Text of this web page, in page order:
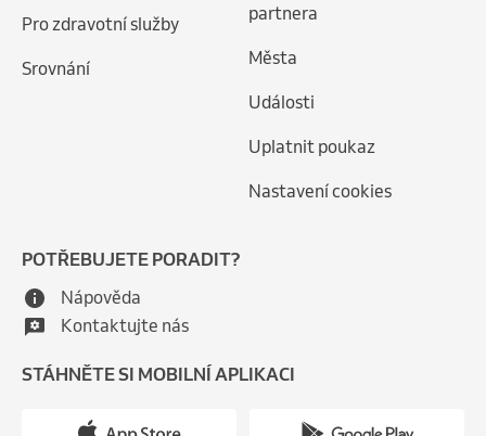
Pro zdravotní služby
Srovnání
partnera
Města
Události
Uplatnit poukaz
Nastavení cookies
POTŘEBUJETE PORADIT?
Nápověda
Kontaktujte nás
STÁHNĚTE SI MOBILNÍ APLIKACI